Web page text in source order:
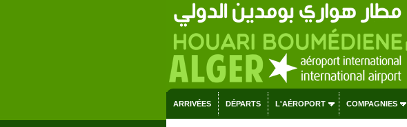
ARRIVÉES DÉPARTS L'AÉROPORT COMPAGNIES